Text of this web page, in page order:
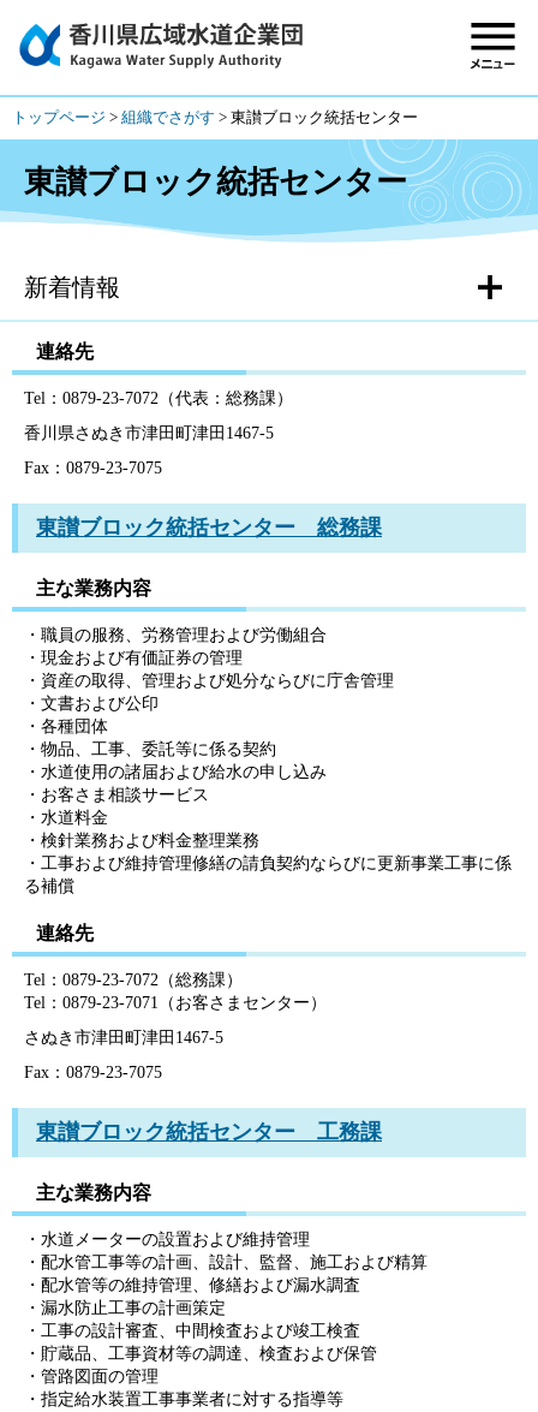
トップページ > 組織でさがす > 東讃ブロック統括センター
東讃ブロック統括センター
新着情報
連絡先
Tel：0879-23-7072（代表：総務課）
香川県さぬき市津田町津田1467-5
Fax：0879-23-7075
東讃ブロック統括センター 総務課
主な業務内容
・職員の服務、労務管理および労働組合
・現金および有価証券の管理
・資産の取得、管理および処分ならびに庁舎管理
・文書および公印
・各種団体
・物品、工事、委託等に係る契約
・水道使用の諸届および給水の申し込み
・お客さま相談サービス
・水道料金
・検針業務および料金整理業務
・工事および維持管理修繕の請負契約ならびに更新事業工事に係
る補償
連絡先
Tel：0879-23-7072（総務課）
Tel：0879-23-7071（お客さまセンター）
さぬき市津田町津田1467-5
Fax：0879-23-7075
東讃ブロック統括センター 工務課
主な業務内容
・水道メーターの設置および維持管理
・配水管工事等の計画、設計、監督、施工および精算
・配水管等の維持管理、修繕および漏水調査
・漏水防止工事の計画策定
・工事の設計審査、中間検査および竣工検査
・貯蔵品、工事資材等の調達、検査および保管
・管路図面の管理
・指定給水装置工事事業者に対する指導等